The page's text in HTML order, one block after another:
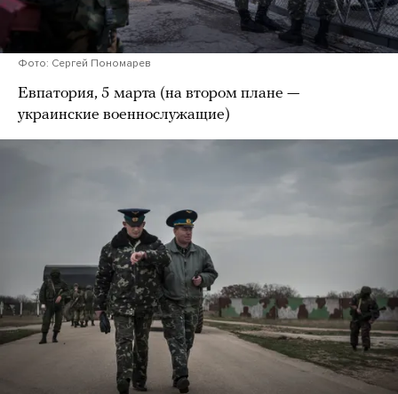
Фото: Сергей Пономарев
Евпатория, 5 марта (на втором плане —
украинские военнослужащие)